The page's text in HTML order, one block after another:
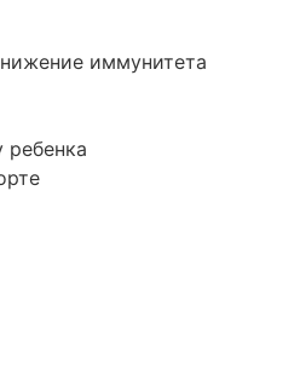
иммунитета
ребенка